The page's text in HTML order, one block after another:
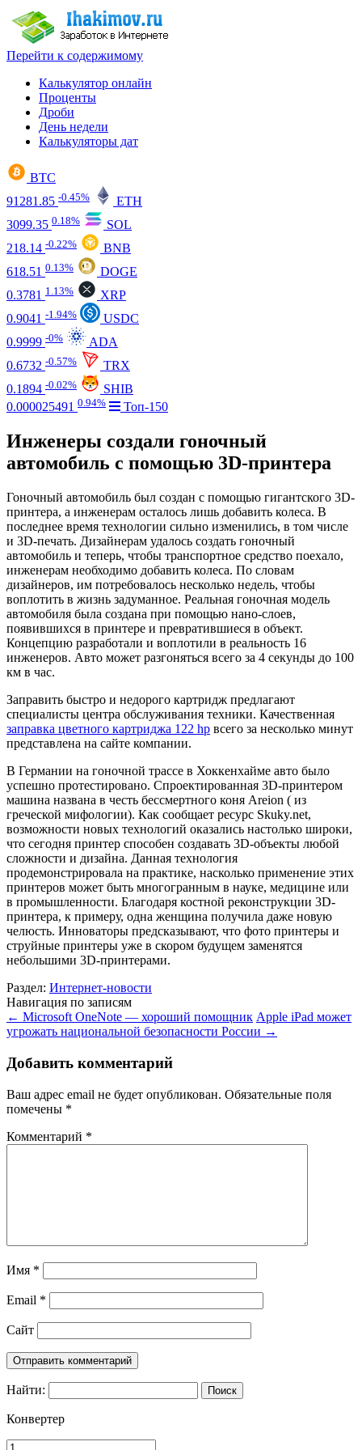
Перейти к содержимому
Калькулятор онлайн
Проценты
Дроби
День недели
Калькуляторы дат
BTC
91281.85 -0.45%
ETH
3099.35 0.18%
SOL
218.14 -0.22%
BNB
618.51 0.13%
DOGE
0.3781 1.13%
XRP
0.9041 -1.94%
USDC
0.9999 -0%
ADA
0.6732 -0.57%
TRX
0.1894 -0.02%
SHIB
0.000025491 0.94% Топ-150
Инженеры создали гоночный
автомобиль с помощью 3D-принтера
Гоночный автомобиль был создан с помощью гигантского 3D-
принтера, а инженерам осталось лишь добавить колеса. В
последнее время технологии сильно изменились, в том числе
и 3D-печать. Дизайнерам удалось создать гоночный
автомобиль и теперь, чтобы транспортное средство поехало,
инженерам необходимо добавить колеса. По словам
дизайнеров, им потребовалось несколько недель, чтобы
воплотить в жизнь задуманное. Реальная гоночная модель
автомобиля была создана при помощью нано-слоев,
появившихся в принтере и превратившиеся в объект.
Концепцию разработали и воплотили в реальность 16
инженеров. Авто может разгоняться всего за 4 секунды до 100
км в час.
Заправить быстро и недорого картридж предлагают
специалисты центра обслуживания техники. Качественная
заправка цветного картриджа 122 hp всего за несколько минут
представлена на сайте компании.
В Германии на гоночной трассе в Хоккенхайме авто было
успешно протестировано. Спроектированная 3D-принтером
машина названа в честь бессмертного коня Areion ( из
греческой мифологии). Как сообщает ресурс Skuky.net,
возможности новых технологий оказались настолько широки,
что сегодня принтер способен создавать 3D-объекты любой
сложности и дизайна. Данная технология
продемонстрировала на практике, насколько применение этих
принтеров может быть многогранным в науке, медицине или
в промышленности. Благодаря костной реконструкции 3D-
принтера, к примеру, одна женщина получила даже новую
челюсть. Инноваторы предсказывают, что фото принтеры и
струйные принтеры уже в скором будущем заменятся
небольшими 3D-принтерами.
Раздел: Интернет-новости
Навигация по записям
← Microsoft OneNote — хороший помощник Apple iPad может
угрожать национальной безопасности России →
Добавить комментарий
Ваш адрес email не будет опубликован. Обязательные поля
помечены *
Комментарий *
Имя *
Email *
Сайт
Найти:
Конвертер